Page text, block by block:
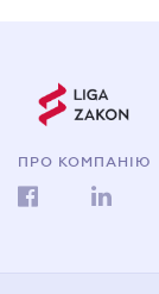
ПРО КОМПАНІЮ